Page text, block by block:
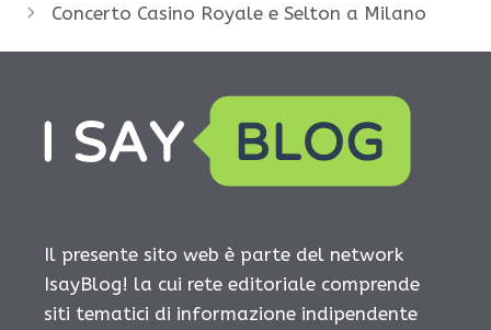
Concerto Casino Royale e Selton a Milano
Il presente sito web è parte del network
IsayBlog! la cui rete editoriale comprende
siti tematici di informazione indipendente